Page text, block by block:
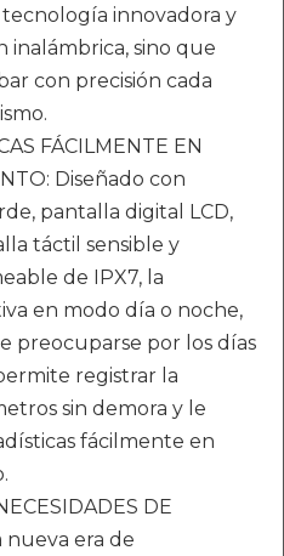
innovadora y
sino que
con precisión cada
FÁCILMENTE EN
Diseñado con
pantalla digital LCD,
táctil sensible y
de IPX7, la
en modo día o noche,
preocuparse por los días
registrar la
sin demora y le
fácilmente en
DE
nueva era de